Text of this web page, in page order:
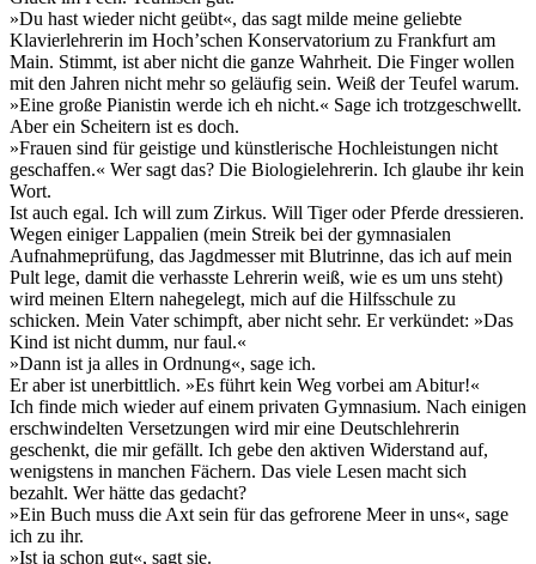
»Du hast wieder nicht geübt«, das sagt milde meine geliebte
Klavierlehrerin im Hochʼschen Konservatorium zu Frankfurt am
Main. Stimmt, ist aber nicht die ganze Wahrheit. Die Finger wollen
mit den Jahren nicht mehr so geläufig sein. Weiß der Teufel warum.
»Eine große Pianistin werde ich eh nicht.« Sage ich trotzgeschwellt.
Aber ein Scheitern ist es doch.
»Frauen sind für geistige und künstlerische Hochleistungen nicht
geschaffen.« Wer sagt das? Die Biologielehrerin. Ich glaube ihr kein
Wort.
Ist auch egal. Ich will zum Zirkus. Will Tiger oder Pferde dressieren.
Wegen einiger Lappalien (mein Streik bei der gymnasialen
Aufnahmeprüfung, das Jagdmesser mit Blutrinne, das ich auf mein
Pult lege, damit die verhasste Lehrerin weiß, wie es um uns steht)
wird meinen Eltern nahegelegt, mich auf die Hilfsschule zu
schicken. Mein Vater schimpft, aber nicht sehr. Er verkündet: »Das
Kind ist nicht dumm, nur faul.«
»Dann ist ja alles in Ordnung«, sage ich.
Er aber ist unerbittlich. »Es führt kein Weg vorbei am Abitur!«
Ich finde mich wieder auf einem privaten Gymnasium. Nach einigen
erschwindelten Versetzungen wird mir eine Deutschlehrerin
geschenkt, die mir gefällt. Ich gebe den aktiven Widerstand auf,
wenigstens in manchen Fächern. Das viele Lesen macht sich
bezahlt. Wer hätte das gedacht?
»Ein Buch muss die Axt sein für das gefrorene Meer in uns«, sage
ich zu ihr.
»Ist ja schon gut«, sagt sie.